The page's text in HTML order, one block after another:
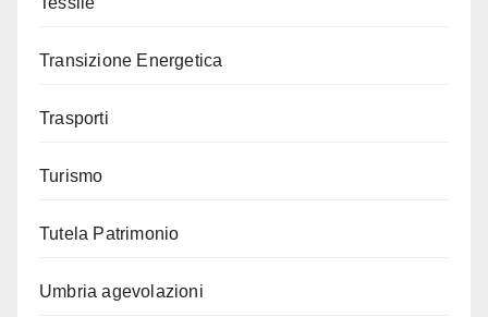
Transizione Energetica
Trasporti
Turismo
Tutela Patrimonio
Umbria agevolazioni